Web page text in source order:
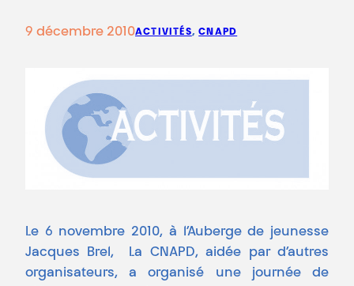
9 décembre 2010ACTIVITÉS, CNAPD
Le 6 novembre 2010, à l’Auberge de jeunesse
Jacques Brel, La CNAPD, aidée par d’autres
organisateurs, a organisé une journée de